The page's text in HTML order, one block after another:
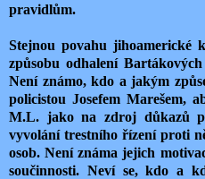
pravidlům.
Stejnou povahu jihoamerické
způsobu odhalení
Není známo, kdo a jakým
policistou Josefem Marešem,
M.L. jako na zdroj důkazů
vyvolání trestního řízení proti
osob. Není známa jejich
součinnosti. Neví se, kdo a